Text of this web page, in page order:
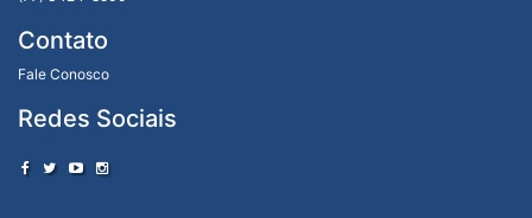
Contato
Fale Conosco
Redes Sociais